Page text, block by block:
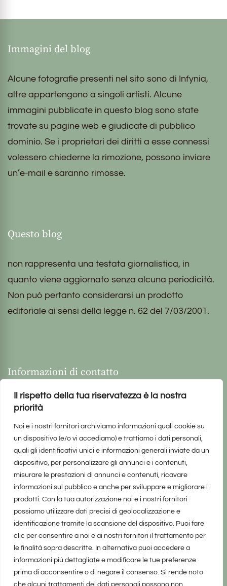
Il rispetto della tua riservatezza è la nostra
priorità
Noi e i nostri fornitori archiviamo informazioni quali cookie su
un dispositivo (e/o vi accediamo) e trattiamo i dati personali,
quali gli identificativi unici e informazioni generali inviate da un
dispositivo, per personalizzare gli annunci e i contenuti,
misurare le prestazioni di annunci e contenuti, ricavare
informazioni sul pubblico e anche per sviluppare e migliorare i
prodotti. Con la tua autorizzazione noi e i nostri fornitori
possiamo utilizzare dati precisi di geolocalizzazione e
identificazione tramite la scansione del dispositivo. Puoi fare
clic per consentire a noi e ai nostri fornitori il trattamento per
le finalità sopra descritte. In alternativa puoi accedere a
informazioni più dettagliate e modificare le tue preferenze
prima di acconsentire o di negare il consenso. Si rende noto
che alcuni trattamenti dei dati personali possono non
Immagini del blog
Alcune fotografie presenti nel sito sono di Infynia,
altre appartengono a singoli artisti. Alcune
immagini pubblicate in questo blog sono state
trovate su pagine web e giudicate di pubblico
dominio. Se i proprietari dei diritti a esse connessi
volessero chiederne la rimozione, possono inviare
un’e-mail e saranno rimosse.
Questo blog
non rappresenta una testata giornalistica, in
quanto viene aggiornato senza alcuna periodicità.
Non può pertanto considerarsi un prodotto
editoriale ai sensi della legge n. 62 del 7/03/2001.
Informazioni di contatto